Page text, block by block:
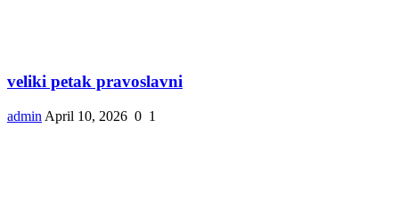
veliki petak pravoslavni
admin April 10, 2026 0 1